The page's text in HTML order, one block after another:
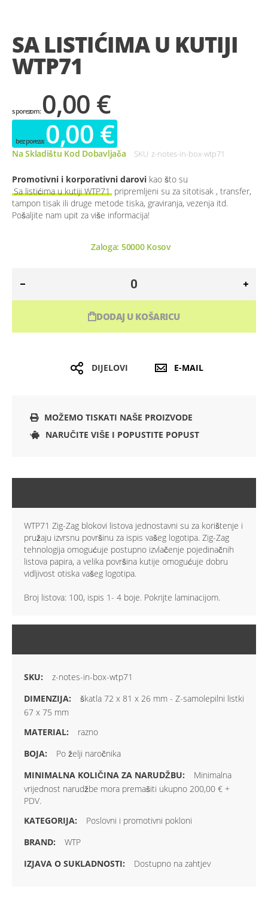
beginning
of
the
images
SA LISTIĆIMA U KUTIJI
WTP71
0,00 €
0,00 €
Na Skladištu Kod Dobavljača SKU z-notes-in-box-wtp71
Promotivni i korporativni darovi kao što su
Sa listićima u kutiji WTP71 pripremljeni su za sitotisak , transfer,
tampon tisak ili druge metode tiska, graviranja, vezenja itd.
Pošaljite nam upit za više informacija!
Zaloga: 50000Kosov
DODAJ U KOŠARICU
DIJELOVI E-MAIL
MOŽEMO TISKATI NAŠE PROIZVODE
NARUČITE VIŠE I POPUSTITE POPUST
WTP71 Zig-Zag blokovi listova jednostavni su za korištenje i
pružaju izvrsnu površinu za ispis vašeg logotipa. Zig-Zag
tehnologija omogućuje postupno izvlačenje pojedinačnih
listova papira, a velika površina kutije omogućuje dobru
vidljivost otiska vašeg logotipa.
Broj listova: 100, ispis 1- 4 boje. Pokrijte laminacijom.
z-notes-in-box-wtp71
škatla 72 x 81 x 26 mm - Z-samolepilni listki
67 x 75 mm
razno
Po želji naročnika
Minimalna
vrijednost narudžbe mora premašiti ukupno 200,00 € +
PDV.
Poslovni i promotivni pokloni
WTP
Dostupno na zahtjev